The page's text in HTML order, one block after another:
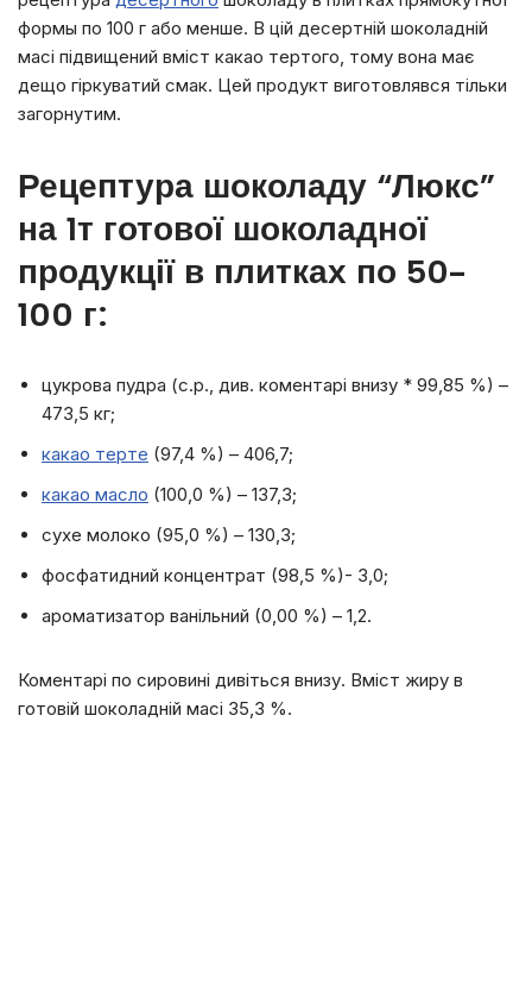
формы по 100 г або менше. В цій десертній шоколадній
масі підвищений вміст какао тертого, тому вона має
дещо гіркуватий смак. Цей продукт виготовлявся тільки
загорнутим.
Рецептура шоколаду “Люкс”
на 1т готової шоколадної
продукції в плитках по 50-
100 г:
цукрова пудра (с.р., див. коментарі внизу * 99,85 %) –
473,5 кг;
какао терте (97,4 %) – 406,7;
какао масло (100,0 %) – 137,3;
сухе молоко (95,0 %) – 130,3;
фосфатидний концентрат (98,5 %)- 3,0;
ароматизатор ванільний (0,00 %) – 1,2.
Коментарі по сировині дивіться внизу. Вміст жиру в
готовій шоколадній масі 35,3 %.